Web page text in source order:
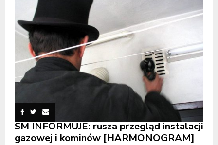
SM INFORMUJE: rusza przegląd instalacji
gazowej i kominów [HARMONOGRAM]